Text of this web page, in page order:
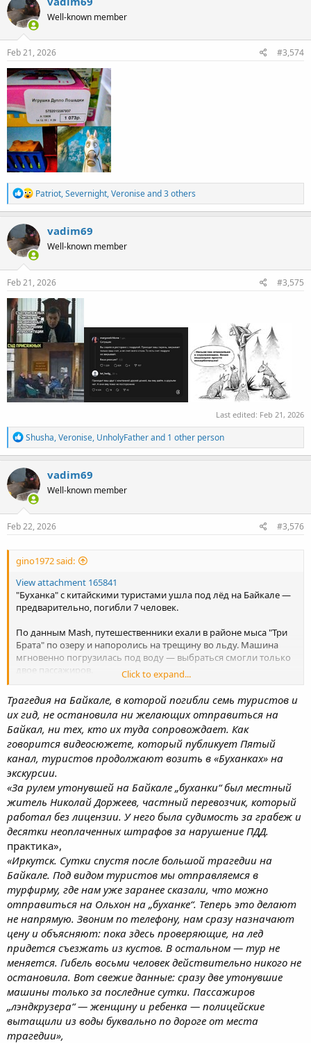
t
i
o
n
s
Well-known member
Feb 21, 2026 #3,574
R
e
a
c
t
i
o
n
s
Patriot,Severnight,Veroniseand 3 others
vadim69
Well-known member
Feb 21, 2026 #3,575
Last edited: Feb 21, 2026
R
e
a
c
t
i
o
n
s
Shusha,Veronise, UnholyFatherand 1 other person
vadim69
Well-known member
Feb 22, 2026 #3,576
gino1972 said:
View attachment 165841
"Буханка" с китайскими туристами ушла под лёд на Байкале —
предварительно, погибли 7 человек.
По данным Mash, путешественники ехали в районе мыса "Три
Брата" по озеру и напоролись на трещину во льду. Машина
мгновенно погрузилась под воду — выбраться смогли только
двое пассажиров.
Предварительно, туристы ехали на Хобой. До этого в Байкал
провалились минимум две машины за два дня — но водители
продолжают строить маршруты через озеро.
Давайте еще китайских туристов!) у нас долбоебов и буханок
лет на 100 хватит)))
Click to expand...
Трагедия на Байкале, в которой погибли семь туристов и
их гид, не остановила ни желающих отправиться на
Байкал, ни тех, кто их туда сопровождает. Как
говорится видеосюжете, который публикует Пятый
канал, туристов продолжают возить в «Буханках» на
экскурсии.
«За рулем утонувшей на Байкале „буханки“ был местный
житель Николай Доржеев, частный перевозчик, который
работал без лицензии. У него была судимость за грабеж и
десятки неоплаченных штрафов за нарушение ПДД.
практика»,
«Иркутск. Сутки спустя после большой трагедии на
Байкале. Под видом туристов мы отправляемся в
турфирму, где нам уже заранее сказали, что можно
отправиться на Ольхон на „буханке“. Теперь это делают
не напрямую. Звоним по телефону, нам сразу назначают
цену и объясняют: пока здесь проверяющие, на лед
придется съезжать из кустов. В остальном — тур не
меняется. Гибель восьми человек действительно никого не
остановила. Вот свежие данные: сразу две утонувшие
машины только за последние сутки. Пассажиров
„лэндкрузера“ — женщину и ребенка — полицейские
вытащили из воды буквально по дороге от места
трагедии»,